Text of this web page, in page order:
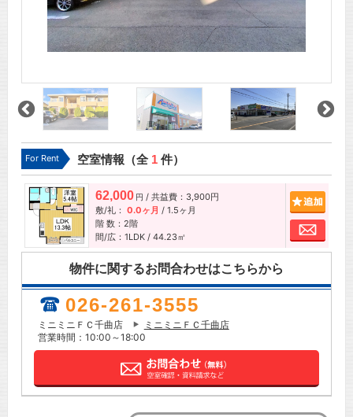
For Rent 空室情報（全 1件）
62,000 円 / 共益費：3,900円
敷/礼： 0.0ヶ月 / 1.5ヶ月
階 数：2階
間/広：1LDK / 44.23㎡
お問
物件に関するお問合わせはこちらから
026-261-3555
ミニミニＦＣ千曲店
ミニミニＦＣ千曲店
営業時間：10:00～18:00